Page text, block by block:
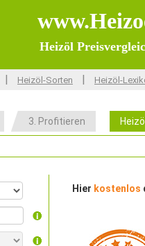
Heizöl
| Heizöl-Sorten | Heizöl-
3. Profitieren
Hier kostenlos